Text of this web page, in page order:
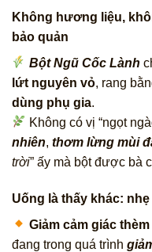
Không hương liệu,
bảo quản
Bột Ngũ Cốc Lành
lứt nguyên vỏ, rang
dùng phụ gia.
Không có vị “ngọt
nhiên, thơm lừng mùi
trời” ấy mà bột được bà
Uống là thấy khác:
Giảm cảm giác thèm
đang trong quá trình